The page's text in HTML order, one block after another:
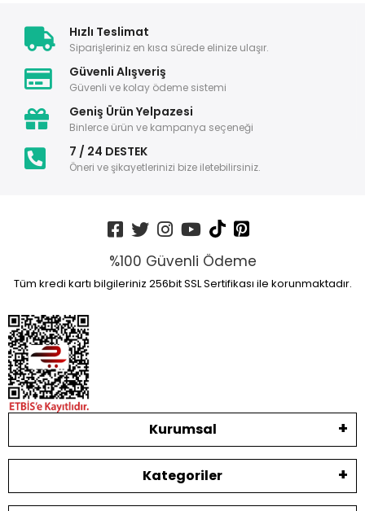
Hızlı Teslimat
Siparişleriniz en kısa sürede elinize ulaşır.
Güvenli Alışveriş
Güvenli ve kolay ödeme sistemi
Geniş Ürün Yelpazesi
Binlerce ürün ve kampanya seçeneği
7 / 24 DESTEK
Öneri ve şikayetlerinizi bize iletebilirsiniz.
%100 Güvenli Ödeme
Tüm kredi kartı bilgileriniz 256bit SSL Sertifikası ile korunmaktadır.
Kurumsal
Kategoriler